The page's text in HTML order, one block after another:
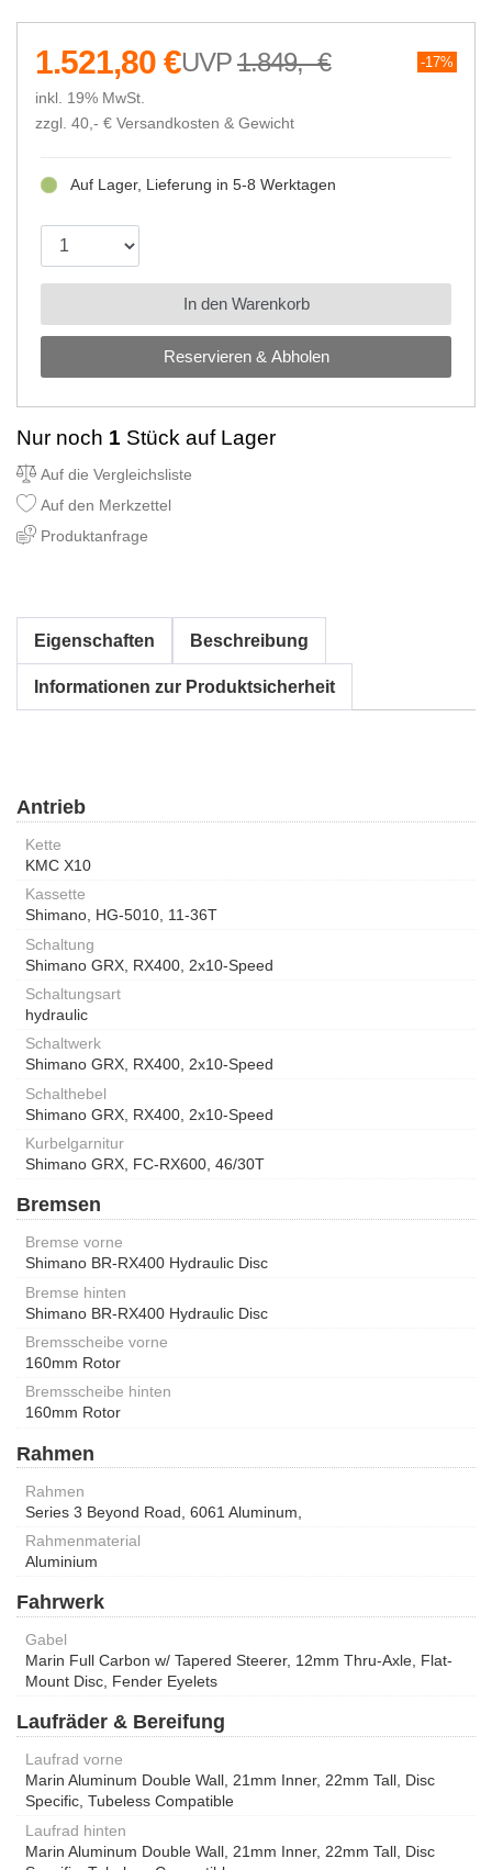
1.849,- € 17%
1.521,80 €
inkl. 19% MwSt.
zzgl. 40,- € Versandkosten & Gewicht
Reservieren & Abholen
Auf Lager, Lieferung in 5-8 Werktagen
In den Warenkorb
Nur noch 1 Stück auf Lager
Auf die Vergleichsliste
Auf den Merkzettel
Produktanfrage
Eigenschaften Beschreibung
Informationen zur Produktsicherheit
Antrieb
Kette
KMC X10
Kassette
Shimano, HG-5010, 11-36T
Schaltung
Shimano GRX, RX400, 2x10-Speed
Schaltungsart
hydraulic
Schaltwerk
Shimano GRX, RX400, 2x10-Speed
Schalthebel
Shimano GRX, RX400, 2x10-Speed
Kurbelgarnitur
Shimano GRX, FC-RX600, 46/30T
Bremsen
Bremse vorne
Shimano BR-RX400 Hydraulic Disc
Bremse hinten
Shimano BR-RX400 Hydraulic Disc
Bremsscheibe vorne
160mm Rotor
Bremsscheibe hinten
160mm Rotor
Rahmen
Rahmen
Series 3 Beyond Road, 6061 Aluminum,
Rahmenmaterial
Aluminium
Fahrwerk
Gabel
Marin Full Carbon w/ Tapered Steerer, 12mm Thru-Axle, Flat-
Mount Disc, Fender Eyelets
Laufräder & Bereifung
Laufrad vorne
Marin Aluminum Double Wall, 21mm Inner, 22mm Tall, Disc
Specific, Tubeless Compatible
Laufrad hinten
Marin Aluminum Double Wall, 21mm Inner, 22mm Tall, Disc